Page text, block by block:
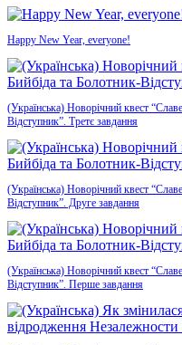
Happy New Year, everyone!
(Українська) Новорічний квест
Відступник”. Третє завдання
(Українська) Новорічний квест
Відступник”. Друге завдання
(Українська) Новорічний квест
Відступник”. Перше завдання